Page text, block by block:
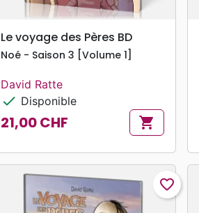
search APERÇU RAPIDE
Le voyage des Pères BD
Noé - Saison 3 [Volume 1]
David Ratte
check Disponible
Prix
21,00 CHF shopping_cart
favorite_border